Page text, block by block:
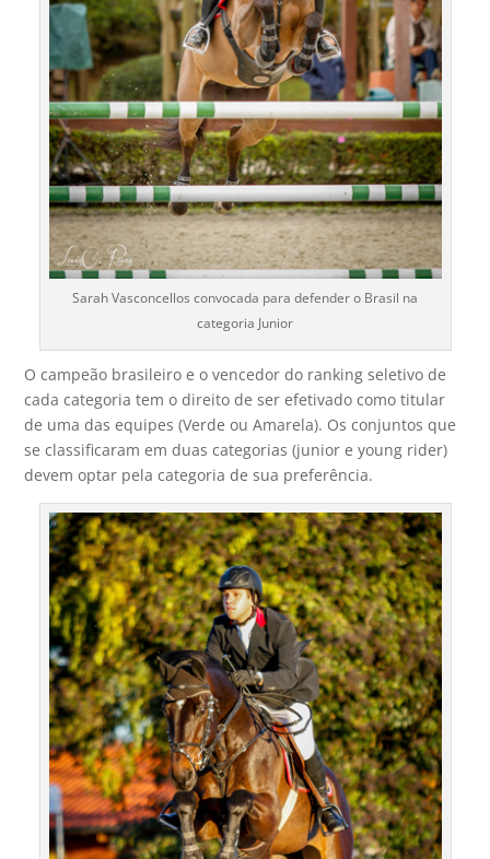
Sarah Vasconcellos convocada para defender o Brasil na
categoria Junior
O campeão brasileiro e o vencedor do ranking seletivo de
cada categoria tem o direito de ser efetivado como titular
de uma das equipes (Verde ou Amarela). Os conjuntos que
se classificaram em duas categorias (junior e young rider)
devem optar pela categoria de sua preferência.